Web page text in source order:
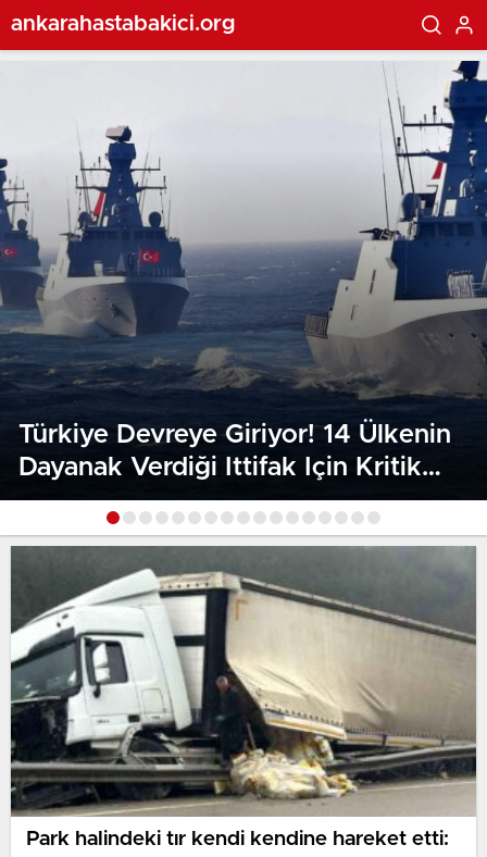
ankarahastabakici.org
Türkiye Devreye Giriyor! 14 Ülkenin
Dayanak Verdiği Ittifak Için Kritik
Temas
Park halindeki tır kendi kendine hareket etti: